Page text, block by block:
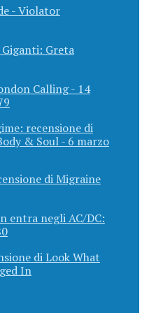
- Violator
Greta
Calling - 14
recensione di
& Soul - 6 marzo
di Migraine
entra negli AC/DC:
di Look What
In